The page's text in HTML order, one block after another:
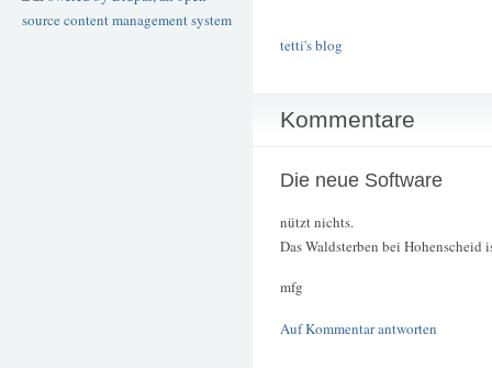
tetti's blog
Kommentare
Die neue Software
nützt nichts.
Das Waldsterben bei Hohenscheid
mfg
Auf Kommentar antworten